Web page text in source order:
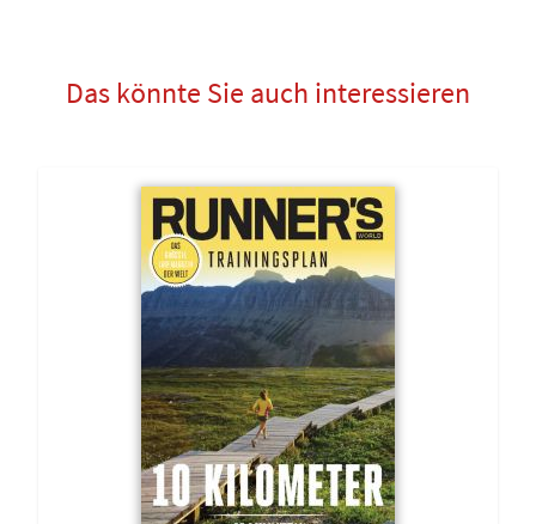
Das könnte Sie auch interessieren